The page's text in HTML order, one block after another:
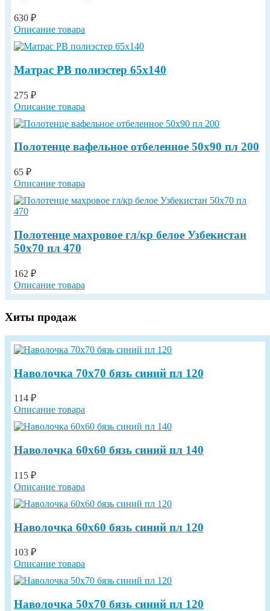
630 ₽
Описание товара
Матрас РВ полиэстер 65х140
275 ₽
Описание товара
Полотенце вафельное отбеленное 50х90 пл 200
65 ₽
Описание товара
Полотенце махровое гл/кр белое Узбекистан
50х70 пл 470
162 ₽
Описание товара
Хиты продаж
Наволочка 70х70 бязь синий пл 120
114 ₽
Описание товара
Наволочка 60х60 бязь синий пл 140
115 ₽
Описание товара
Наволочка 60х60 бязь синий пл 120
103 ₽
Описание товара
Наволочка 50х70 бязь синий пл 120